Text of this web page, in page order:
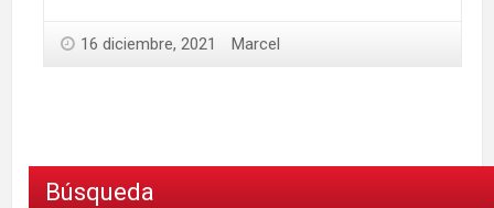
16 diciembre, 2021 Marcel
Búsqueda